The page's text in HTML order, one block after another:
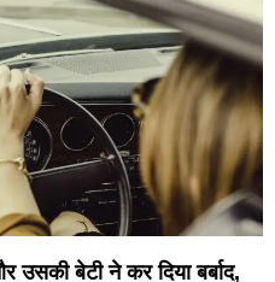
उसकी बेटी ने कर दिया बर्बाद,